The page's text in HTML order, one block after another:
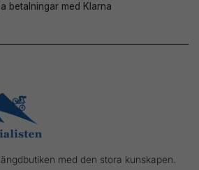
betalningar med Klarna
med den stora kunskapen.